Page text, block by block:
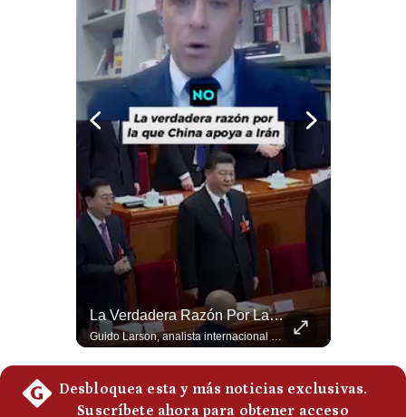
Condiciones
La Verdadera Razón Por La Que China Apoya A Irán | Gestión Mundo